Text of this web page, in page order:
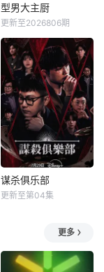
型男大主厨
更新至2026806期
谋杀俱乐部
更新至第04集
更多